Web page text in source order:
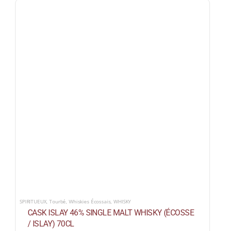
SPIRITUEUX,Tourbé, Whiskies Écossais,WHISKY
CASK ISLAY 46% SINGLE MALT WHISKY (ÉCOSSE
/ ISLAY) 70CL